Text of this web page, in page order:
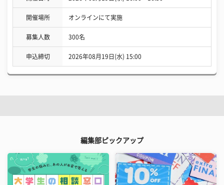
開催場所 オンラインにて実施
募集人数 300名
申込締切 2026年08月19日(水) 15:00
編集部ピックアップ